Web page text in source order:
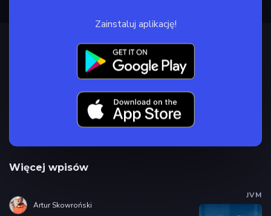
Zainstaluj aplikację!
Więcej wpisów
JVM
Artur Skowroński